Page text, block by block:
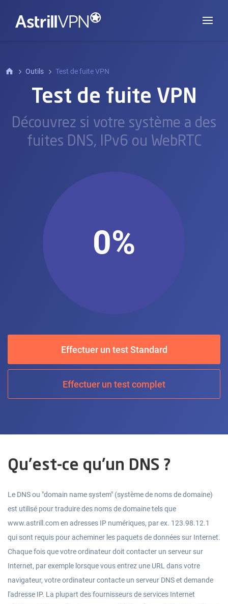
Outils Test de fuite VPN
Test de fuite VPN
Découvrez si votre système a des
fuites DNS, IPv6 ou WebRTC
0%
Effectuer un test Standard
Effectuer un test complet
Qu'est-ce qu'un DNS ?
Le DNS ou "domain name system" (système de noms de domaine)
est utilisé pour traduire des noms de domaine tels que
www.astrill.com en adresses IP numériques, par ex. 123.98.12.1
qui sont requis pour acheminer les paquets de données sur Internet.
Chaque fois que votre ordinateur doit contacter un serveur sur
Internet, par exemple lorsque vous entrez une URL dans votre
navigateur, votre ordinateur contacte un serveur DNS et demande
l'adresse IP. La plupart des fournisseurs de services Internet